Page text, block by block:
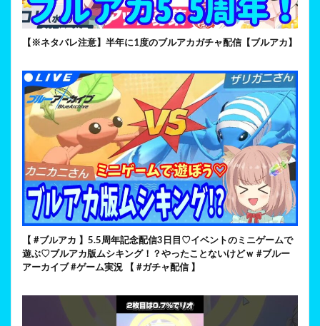
【※ネタバレ注意】半年に1度のブルアカガチャ配信【ブルアカ】
【 #ブルアカ 】5.5周年記念配信3日目♡イベントのミニゲームで
遊ぶ♡ブルアカ版ムシキング！？やったことないけどｗ #ブルー
アーカイブ #ゲーム実況 【 #ガチャ配信 】